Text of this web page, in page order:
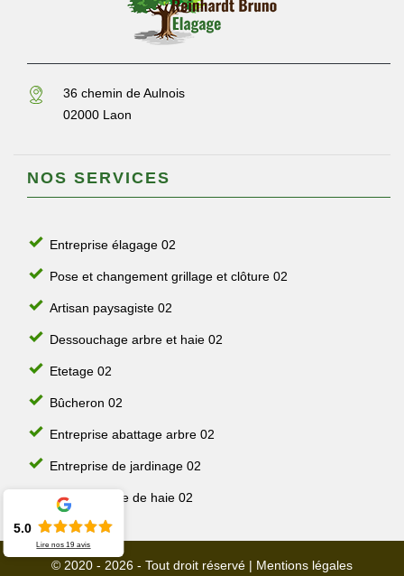
36 chemin de Aulnois
02000 Laon
NOS SERVICES
Entreprise élagage 02
Pose et changement grillage et clôture 02
Artisan paysagiste 02
Dessouchage arbre et haie 02
Etetage 02
Bûcheron 02
Entreprise abattage arbre 02
Entreprise de jardinage 02
Jardinier taille de haie 02
© 2020 - 2026 - Tout droit réservé | Mentions légales
5.0
Lire nos19 avis